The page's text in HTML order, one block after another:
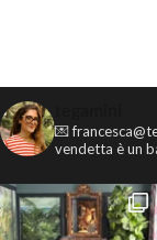
💌
vendetta è un